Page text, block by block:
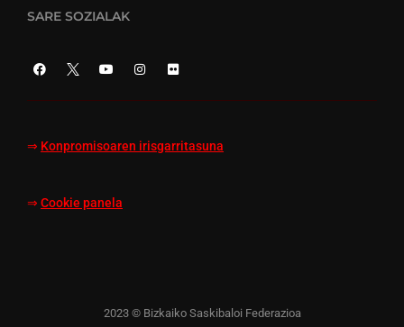
SARE SOZIALAK
⇒ Konpromisoaren irisgarritasuna
⇒ Cookie panela
2023 © Bizkaiko Saskibaloi Federazioa